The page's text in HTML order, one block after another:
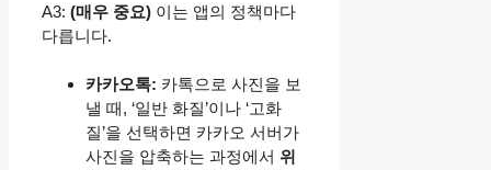
A3: (매우 중요) 이는 앱의 정책마다
다릅니다.
카카오톡: 카톡으로 사진을 보
낼 때, ‘일반 화질’이나 ‘고화
질’을 선택하면 카카오 서버가
사진을 압축하는 과정에서 위